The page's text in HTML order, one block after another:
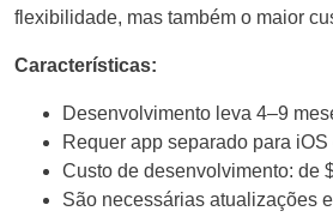
flexibilidade, mas também o maior
Características:
Desenvolvimento leva 4–9
Requer app separado para iOS
Custo de desenvolvimento: de
São necessárias atualizações